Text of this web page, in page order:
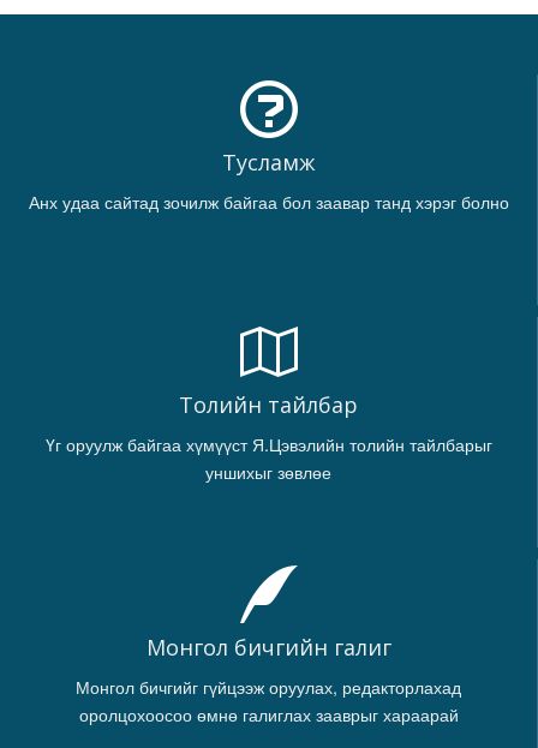
Тусламж
Анх удаа сайтад зочилж байгаа бол заавар танд хэрэг болно
Толийн тайлбар
Үг оруулж байгаа хүмүүст Я.Цэвэлийн толийн тайлбарыг
уншихыг зөвлөе
Монгол бичгийн галиг
Монгол бичгийг гүйцээж оруулах, редакторлахад
оролцохоосоо өмнө галиглах зааврыг хараарай